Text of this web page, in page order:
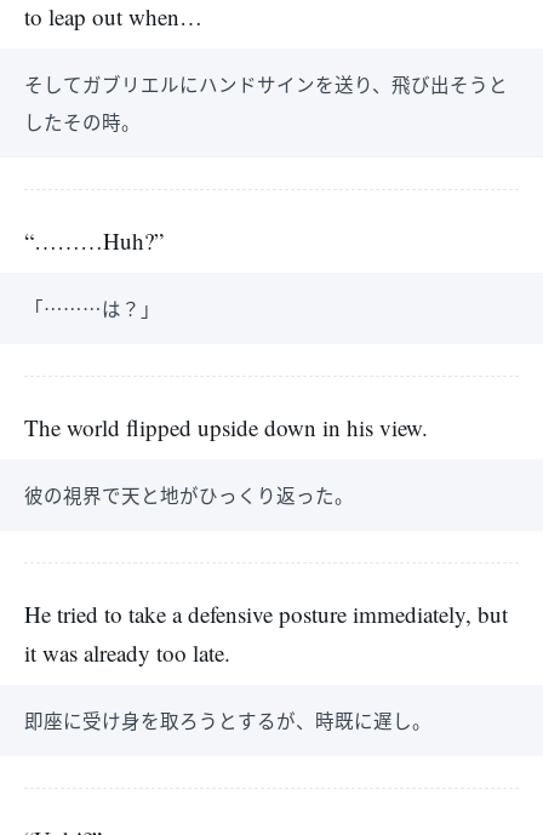
to leap out when…
そしてガブリエルにハンドサインを送り、飛び出そうと
したその時。
“………Huh?”
「………は？」
The world flipped upside down in his view.
彼の視界で天と地がひっくり返った。
He tried to take a defensive posture immediately, but
it was already too late.
即座に受け身を取ろうとするが、時既に遅し。